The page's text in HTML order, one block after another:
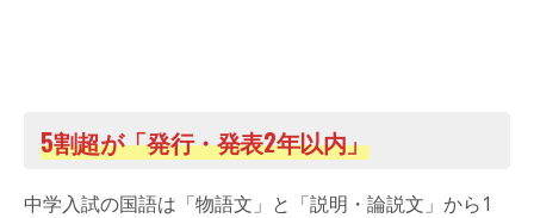
5割超が「発行・発表2年以内」
中学入試の国語は「物語文」と「説明・論説文」から1